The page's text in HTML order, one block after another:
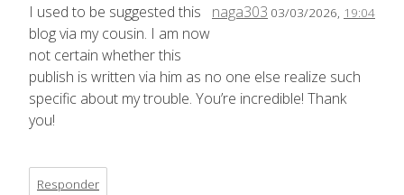
naga303 03/03/2026, 19:04
I used to be suggested this
blog via my cousin. I am now
not certain whether this
publish is written via him as no one else realize such
specific about my trouble. You’re incredible! Thank
you!
Responder